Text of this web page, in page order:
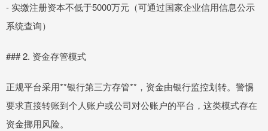
- 实缴注册资本不低于5000万元（可通过国家企业信用信息公示
系统查询）
### 2. 资金存管模式
正规平台采用**银行第三方存管**，资金由银行监控划转。警惕
要求直接转账到个人账户或公司对公账户的平台，这类模式存在
资金挪用风险。